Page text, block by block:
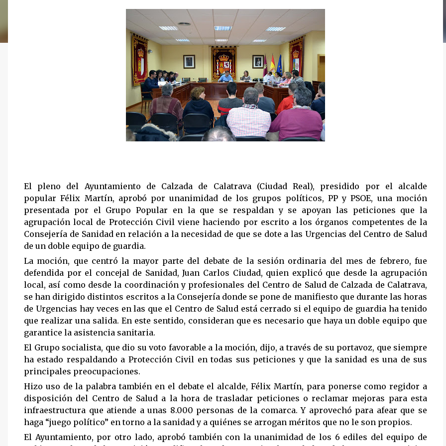
El pleno del Ayuntamiento de Calzada de Calatrava (Ciudad Real), presidido por el alcalde
popularFélix Martín, aprobó por unanimidad de los grupos políticos, PP y PSOE, una moción
presentada por el Grupo Popular en la que se respaldan y se apoyan las peticiones que la
agrupación local de Protección Civil viene haciendo por escrito a los órganos competentes de la
Consejería de Sanidad en relación a la necesidad de que se dote a las Urgencias del Centro de Salud
de un doble equipo de guardia.
La moción, que centró la mayor parte del debate de la sesión ordinaria del mes de febrero, fue
defendida por el concejal de Sanidad, Juan Carlos Ciudad, quien explicó que desde la agrupación
local, así como desde la coordinación y profesionales del Centro de Salud de Calzada de Calatrava,
se han dirigido distintos escritos a la Consejería donde se pone de manifiesto que durante las horas
de Urgencias hay veces en las que el Centro de Salud está cerrado si el equipo de guardia ha tenido
que realizar una salida. En este sentido, consideran que es necesario que haya un doble equipo que
garantice la asistencia sanitaria.
El Grupo socialista, que dio su voto favorable a la moción, dijo, a través de su portavoz, que siempre
ha estado respaldando a Protección Civil en todas sus peticiones y que la sanidad es una de sus
principales preocupaciones.
Hizo uso de la palabra también en el debate el alcalde, Félix Martín, para ponerse como regidor a
disposición del Centro de Salud a la hora de trasladar peticiones o reclamar mejoras para esta
infraestructura que atiende a unas 8.000 personas de la comarca. Y aprovechó para afear que se
haga “juego político” en torno a la sanidad y a quiénes se arrogan méritos que no le son propios.
El Ayuntamiento, por otro lado, aprobó también con la unanimidad de los 6 ediles del equipo de